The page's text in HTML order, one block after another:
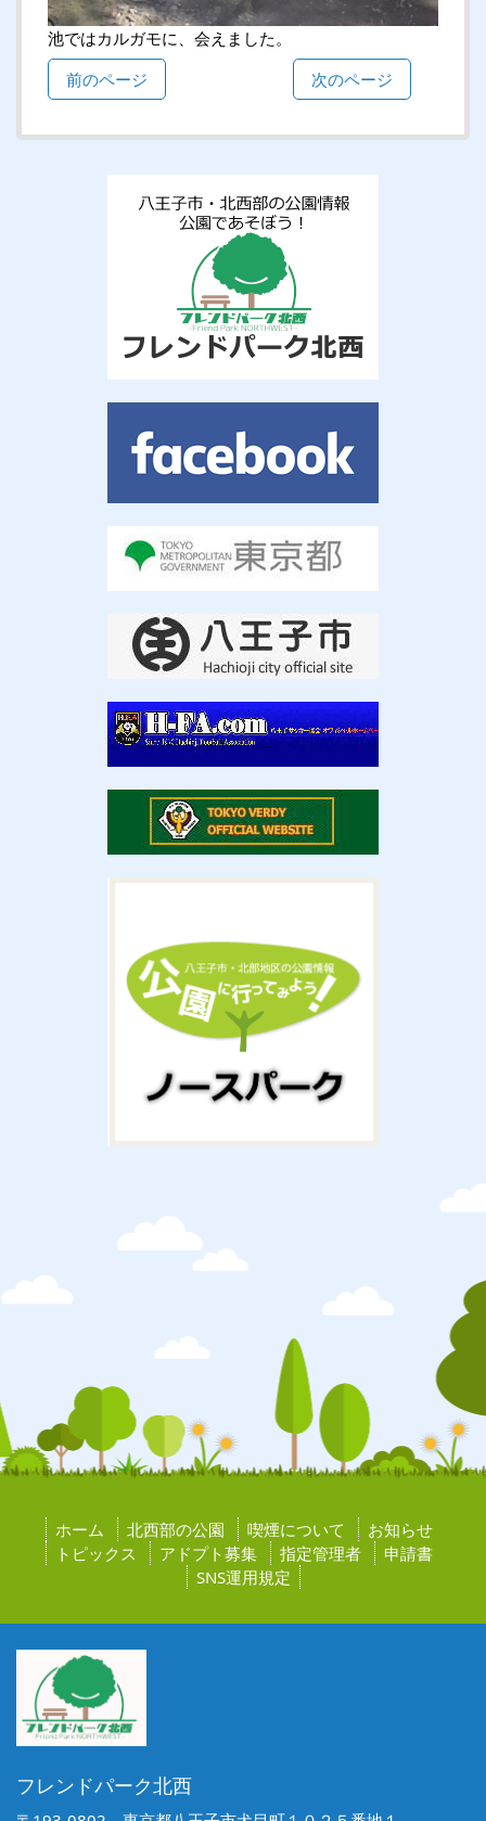
池ではカルガモに、会えました。
前のページ
次のページ
ホーム 北西部の公園 喫煙について
お知らせ
トピックス
アドプト募集 指定管理者
申請書
SNS運用規定
フレンドパーク北西